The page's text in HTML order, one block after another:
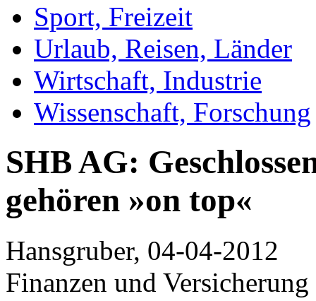
Sport, Freizeit
Urlaub, Reisen, Länder
Wirtschaft, Industrie
Wissenschaft, Forschung
SHB AG:
gehören »on top«
Hansgruber, 04-04-2012
Finanzen und Versicherung